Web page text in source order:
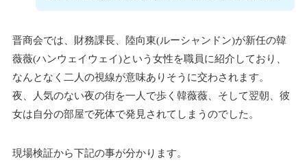
晋商会では、財務課長、陸向東(ルーシャンドン)が新任の韓
薇薇(ハンウェイウェイ)という女性を職員に紹介しており、
なんとなく二人の視線が意味ありそうに交わされます。
夜、人気のない夜の街を一人で歩く韓薇薇、そして翌朝、彼
女は自分の部屋で死体で発見されてしまうのでした。
現場検証から下記の事が分かります。